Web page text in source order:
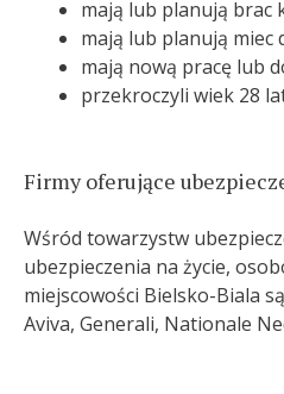
mają lub planują brac
mają lub planują miec
mają nową pracę lub
przekroczyli wiek 28
Firmy oferujące
Wśród towarzystw
ubezpieczenia na życie,
miejscowości Bielsko-Biala
Aviva, Generali, Nationale